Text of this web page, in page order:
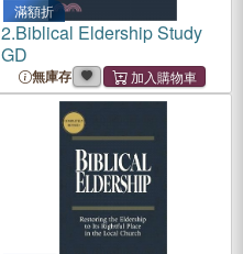
滿額折
2.Biblical Eldership Study
GD
無庫存